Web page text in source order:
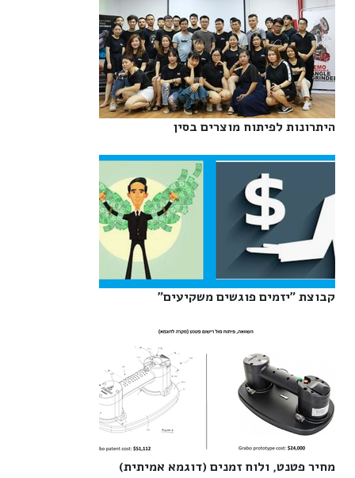
היתרונות לפיתוח מוצרים בסין‎
קבוצת "יזמים פוגשים משקיעים"‎
מחיר פטנט, ולוח זמנים (דוגמא אמיתית)‎